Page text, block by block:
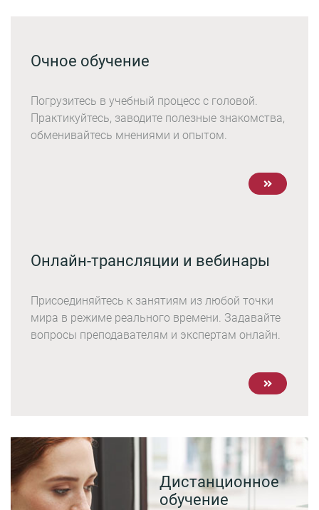
Очное обучение
Погрузитесь в учебный процесс с головой.
Практикуйтесь, заводите полезные знакомства,
обменивайтесь мнениями и опытом.
Онлайн-трансляции и вебинары
Присоединяйтесь к занятиям из любой точки
мира в режиме реального времени. Задавайте
вопросы преподавателям и экспертам онлайн.
Дистанционное
обучение